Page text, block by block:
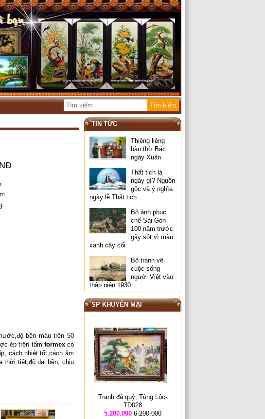
bền màu trên 50
ép trên tấm formexcó
cách nhiệt tốt,cách âm
thời tiết,độ dai bền, chịu
TIN TỨC
Thiêng liêng
bàn thờ Bác
ngày Xuân
Thất tịch là
ngày gì? Nguồn
gốc và ý nghĩa
ngày lễ Thất tịch
Bộ ảnh phục
chế Sài Gòn
100 năm trước
gây sốt vì màu
xanh cây cối
Bộ tranh vẽ
cuộc sống
người Việt vào
thập niên 1930
SP KHUYẾN MẠI
Tranh đá quý, Tùng Lộc-
TD028
5.200.000 6.200.000